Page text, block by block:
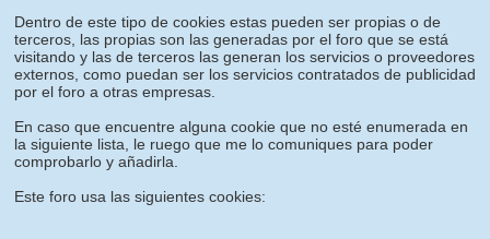
Dentro de este tipo de cookies estas pueden ser propias o de
terceros, las propias son las generadas por el foro que se está
visitando y las de terceros las generan los servicios o proveedores
externos, como puedan ser los servicios contratados de publicidad
por el foro a otras empresas.
En caso que encuentre alguna cookie que no esté enumerada en
la siguiente lista, le ruego que me lo comuniques para poder
comprobarlo y añadirla.
Este foro usa las siguientes cookies: